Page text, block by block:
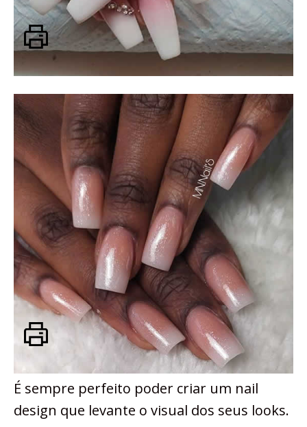
É sempre perfeito poder criar um nail
design que levante o visual dos seus looks.